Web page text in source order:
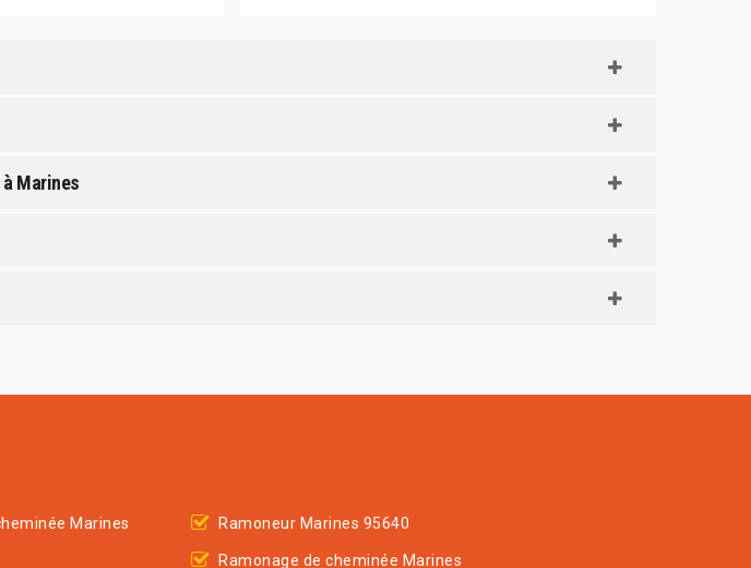
Marines
Marines
Ramoneur Marines 95640
Ramonage de cheminée Marines